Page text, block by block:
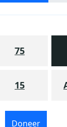
75
15
Doneer